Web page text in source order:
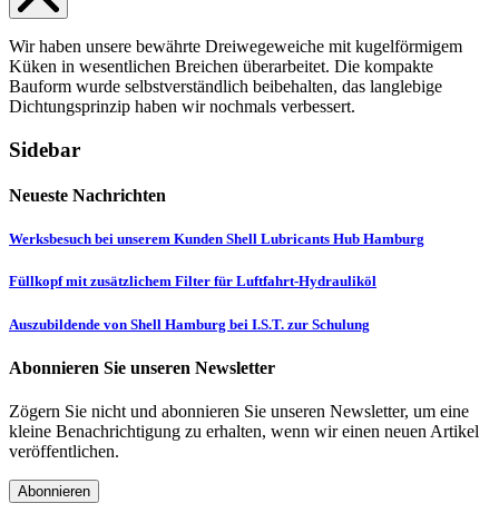
Wir haben unsere bewährte Dreiwegeweiche mit kugelförmigem
Küken in wesentlichen Breichen überarbeitet. Die kompakte
Bauform wurde selbstverständlich beibehalten, das langlebige
Dichtungsprinzip haben wir nochmals verbessert.
Sidebar
Neueste Nachrichten
Werksbesuch bei unserem Kunden Shell Lubricants Hub Hamburg
Füllkopf mit zusätzlichem Filter für Luftfahrt-Hydrauliköl
Auszubildende von Shell Hamburg bei I.S.T. zur Schulung
Abonnieren Sie unseren Newsletter
Zögern Sie nicht und abonnieren Sie unseren Newsletter, um eine
kleine Benachrichtigung zu erhalten, wenn wir einen neuen Artikel
veröffentlichen.
Abonnieren